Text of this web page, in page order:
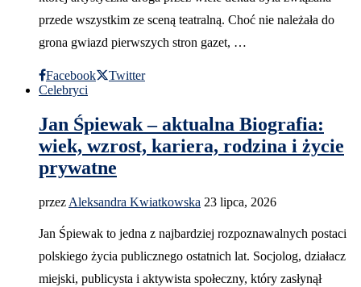
przede wszystkim ze sceną teatralną. Choć nie należała do
grona gwiazd pierwszych stron gazet, …
Facebook
Twitter
Celebryci
Jan Śpiewak – aktualna Biografia:
wiek, wzrost, kariera, rodzina i życie
prywatne
przez Aleksandra Kwiatkowska 23 lipca, 2026
Jan Śpiewak to jedna z najbardziej rozpoznawalnych postaci
polskiego życia publicznego ostatnich lat. Socjolog, działacz
miejski, publicysta i aktywista społeczny, który zasłynął